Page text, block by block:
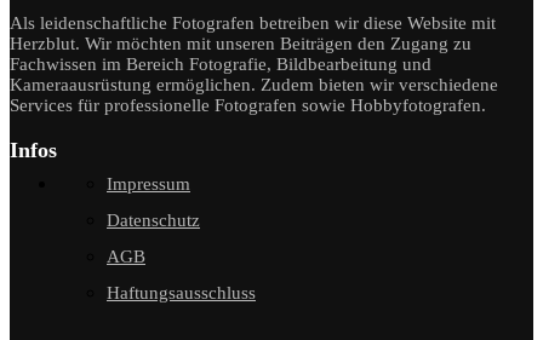
Als leidenschaftliche Fotografen betreiben wir diese Website mit
Herzblut. Wir möchten mit unseren Beiträgen den Zugang zu
Fachwissen im Bereich Fotografie, Bildbearbeitung und
Kameraausrüstung ermöglichen. Zudem bieten wir verschiedene
Services für professionelle Fotografen sowie Hobbyfotografen.
Infos
Impressum
Datenschutz
AGB
Haftungsausschluss